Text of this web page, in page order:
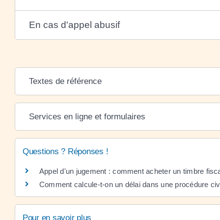
En cas d'appel abusif
Textes de référence
Services en ligne et formulaires
Questions ? Réponses !
Appel d'un jugement : comment acheter un timbre
Comment calcule-t-on un délai dans une procédure
Pour en savoir plus